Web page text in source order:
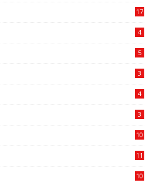
17
4
5
3
4
3
10
11
10